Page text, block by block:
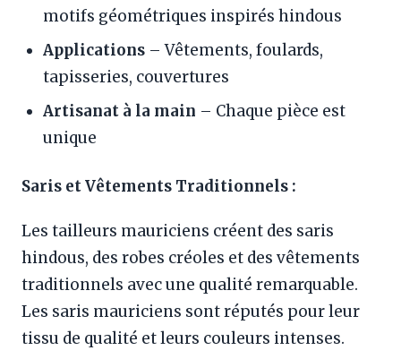
motifs géométriques inspirés hindous
Applications – Vêtements, foulards,
tapisseries, couvertures
Artisanat à la main – Chaque pièce est
unique
Saris et Vêtements Traditionnels :
Les tailleurs mauriciens créent des saris
hindous, des robes créoles et des vêtements
traditionnels avec une qualité remarquable.
Les saris mauriciens sont réputés pour leur
tissu de qualité et leurs couleurs intenses.